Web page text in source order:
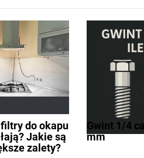
do okapu
Jakie są
zalety?
Gwint 1/4
mm